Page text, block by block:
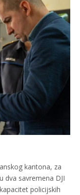
kantona, za
dva savremena DJI
policijskih